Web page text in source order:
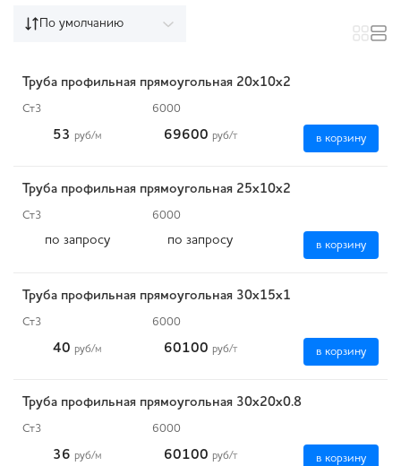
По умолчанию
Труба профильная прямоугольная 20х10х2
Ст3 6000
53 руб/м 69600 руб/т в корзину
Труба профильная прямоугольная 25х10х2
Ст3 6000
по запросу по запросу в корзину
Труба профильная прямоугольная 30х15х1
Ст3 6000
40 руб/м 60100 руб/т в корзину
Труба профильная прямоугольная 30х20х0.8
Ст3 6000
36 руб/м 60100 руб/т в корзину